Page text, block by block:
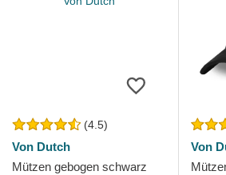
(4.5)
Von Dutch
Mützen gebogen schwarz
Von